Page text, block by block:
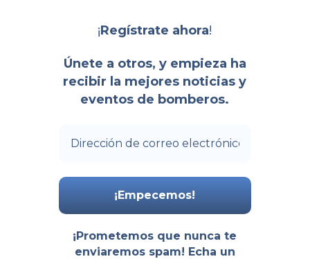
¡Regístrate ahora!
Únete a otros, y empieza ha
recibir la mejores noticias y
eventos de bomberos.
¡Prometemos que nunca te
enviaremos spam! Echa un